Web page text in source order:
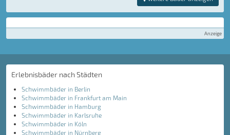
Anzeige
Erlebnisbäder nach Städten
Schwimmbäder in Berlin
Schwimmbäder in Frankfurt am Main
Schwimmbäder in Hamburg
Schwimmbäder in Karlsruhe
Schwimmbäder in Köln
Schwimmbäder in Nürnberg